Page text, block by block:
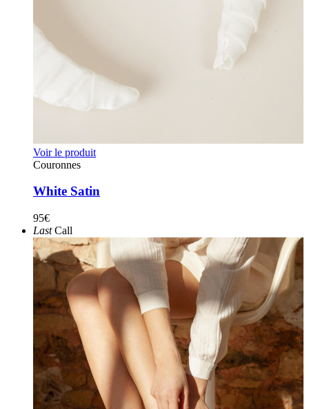
Voir le produit
Couronnes
White Satin
95€
LastCall